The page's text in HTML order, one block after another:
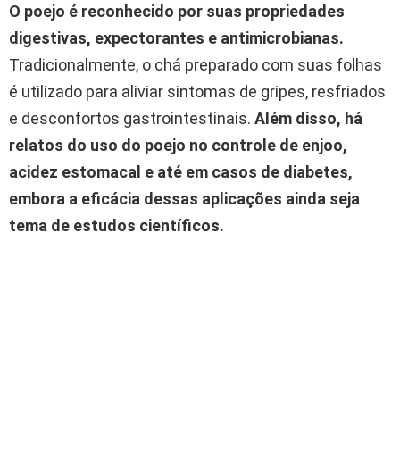
O poejo é reconhecido por suas propriedades
digestivas, expectorantes e antimicrobianas.
Tradicionalmente, o chá preparado com suas folhas
é utilizado para aliviar sintomas de gripes, resfriados
e desconfortos gastrointestinais. Além disso, há
relatos do uso do poejo no controle de enjoo,
acidez estomacal e até em casos de diabetes,
embora a eficácia dessas aplicações ainda seja
tema de estudos científicos.